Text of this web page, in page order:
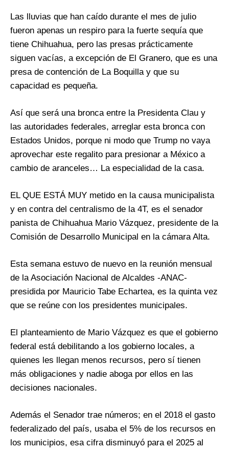
Las lluvias que han caído durante el mes de julio
fueron apenas un respiro para la fuerte sequía que
tiene Chihuahua, pero las presas prácticamente
siguen vacías, a excepción de El Granero, que es una
presa de contención de La Boquilla y que su
capacidad es pequeña.
Así que será una bronca entre la Presidenta Clau y
las autoridades federales, arreglar esta bronca con
Estados Unidos, porque ni modo que Trump no vaya
aprovechar este regalito para presionar a México a
cambio de aranceles… La especialidad de la casa.
EL QUE ESTÁ MUY metido en la causa municipalista
y en contra del centralismo de la 4T, es el senador
panista de Chihuahua Mario Vázquez, presidente de la
Comisión de Desarrollo Municipal en la cámara Alta.
Esta semana estuvo de nuevo en la reunión mensual
de la Asociación Nacional de Alcaldes -ANAC-
presidida por Mauricio Tabe Echartea, es la quinta vez
que se reúne con los presidentes municipales.
El planteamiento de Mario Vázquez es que el gobierno
federal está debilitando a los gobierno locales, a
quienes les llegan menos recursos, pero sí tienen
más obligaciones y nadie aboga por ellos en las
decisiones nacionales.
Además el Senador trae números; en el 2018 el gasto
federalizado del país, usaba el 5% de los recursos en
los municipios, esa cifra disminuyó para el 2025 al